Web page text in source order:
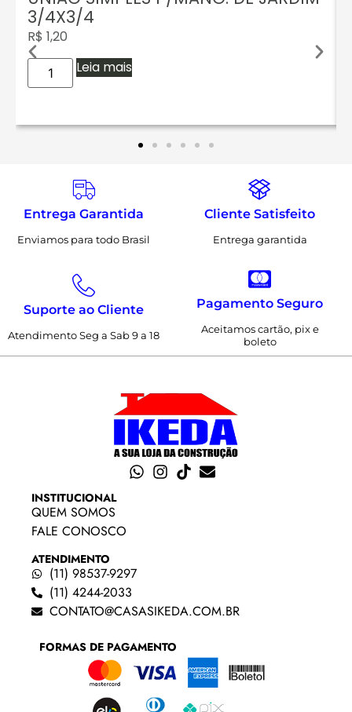
3/4X3/4
R$ 1,20
Leia mais
Entrega Garantida
Enviamos para todo Brasil
Cliente Satisfeito
Entrega garantida
Suporte ao Cliente
Atendimento Seg a Sab 9 a 18
Pagamento Seguro
Aceitamos cartão, pix e
boleto
INSTITUCIONAL
QUEM SOMOS
FALE CONOSCO
ATENDIMENTO
(11) 98537-9297
(11) 4244-2033
CONTATO@CASASIKEDA.COM.BR
FORMAS DE PAGAMENTO